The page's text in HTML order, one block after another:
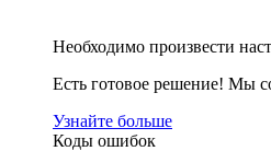
Необходимо произвести
Есть готовое решение! Мы
Узнайте больше
Коды ошибок